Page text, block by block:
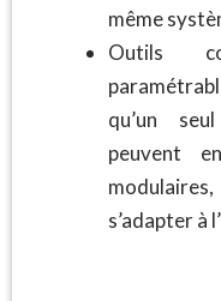
même
Outils
qu’un
peuvent
s’adapter à